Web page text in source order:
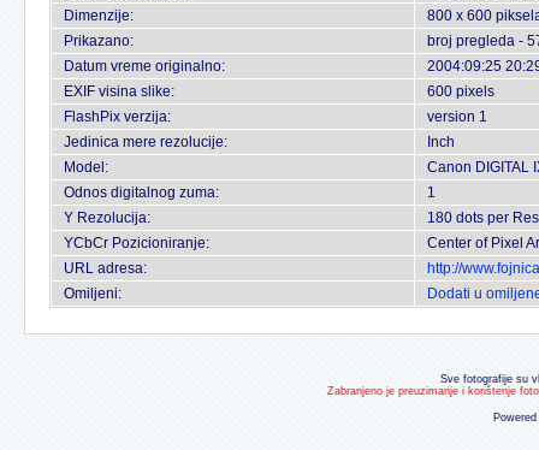
Dimenzije:
800 x 600
Prikazano:
broj pregleda -
Datum vreme originalno:
2004:09:25
EXIF visina slike:
600 pixels
FlashPix verzija:
version 1
Jedinica mere rezolucije:
Inch
Model:
Canon DIGITAL
Odnos digitalnog zuma:
1
Y Rezolucija:
180 dots per
YCbCr Pozicioniranje:
Center of Pixel
URL adresa:
http://
Omiljeni:
Dodati u
Sve fotografije su
Zabranjeno je preuzimanje i korištenje